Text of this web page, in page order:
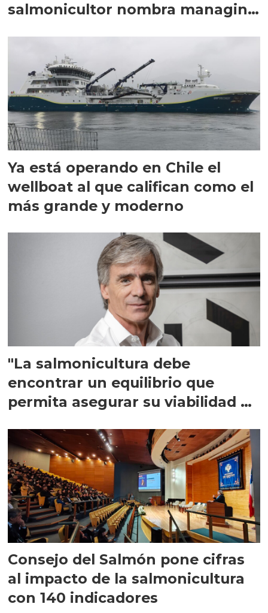
salmonicultor nombra managing
Ya está operando en Chile el
wellboat al que califican como el
más grande y moderno
"La salmonicultura debe
encontrar un equilibrio que
permita asegurar su viabilidad de
Consejo del Salmón pone cifras
al impacto de la salmonicultura
con 140 indicadores